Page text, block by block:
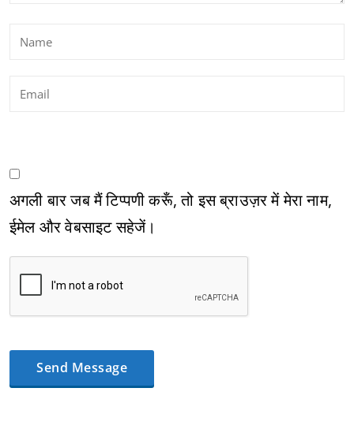
अगली बार जब मैं टिप्पणी करूँ, तो इस ब्राउज़र में मेरा नाम,
ईमेल और वेबसाइट सहेजें।